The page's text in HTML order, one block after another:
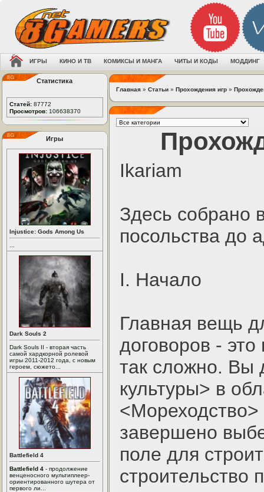
ИГРЫ КИНО И ТВ КОМИКСЫ И МАНГА ЧИТЫ И КОДЫ МОДДИНГ
Статистика
Статей: 87772
Просмотров: 106638370
Игры
Injustice: Gods Among Us
Dark Souls 2
Dark Souls II - вторая часть
самой хардкорной ролевой
игры 2011-2012 года, с новым
героем, сюжето...
Battlefield 4
Battlefield 4 - продолжение
венценосного мультиплеер-
ориентированного шутера от
первого ли...
Главная » Статьи » Прохождения игр »
Ikariam
Здесь собрано
посольства до
I. Начало
Главная вещь
договоров -
так сложно. Вы
культуры> в
<Мореходство>
завершено
поле для
строительство